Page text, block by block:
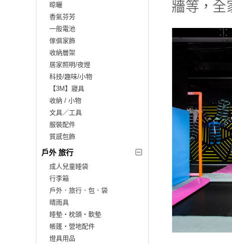
晾曬
香氣芬芳
一般電池
傢俱家飾
收納層架
居家照明/夜燈
科技/趣味/小物
【3M】寢具
收納 / 小物
文具／工具
服裝配件
質感包飾
戶外 旅行
成人兒童睡袋
行李箱
戶外．旅行．包．袋
晴雨具
睡墊‧枕頭‧軟墊
帳篷‧營地配件
燈具用品